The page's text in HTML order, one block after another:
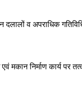
व अपराधिक
मकान निर्माण कार्य पर